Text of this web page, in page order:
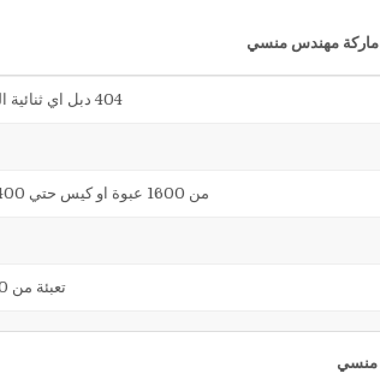
404 دبل اي ثنائية المخرج ماركة مهندس منسي
من 1600 عبوة او كيس حتي 3400 عبوه او كيس في الساعة
تعبئة من 50 ملليلتر حتي 1000 ملليلتر